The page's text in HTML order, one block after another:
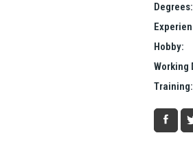
Degrees:
Hobby:
Working
Training: